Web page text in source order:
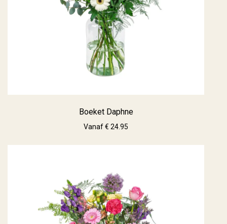
Boeket Daphne
Vanaf € 24.95